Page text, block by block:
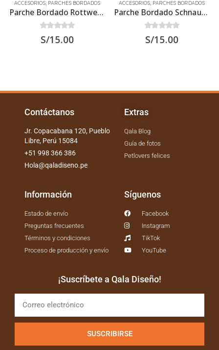
ACCESORIOS PARCHES BORDADOS
Parche Bordado Rottweiler
0out of 5
S/15.00
ACCESORIOS PARCHES BORDADOS
Parche Bordado Schnauzer
0out of 5
S/15.00
Contáctanos
Jr. Copacabana 120, Pueblo
Libre, Perú 15084
+51 998 366 386
Hola@qaladiseno.pe
Extras
Qala Blog
Guía de fotos
Petlovers felices
Información
Estado de envío
Preguntas frecuentes
Términos y condiciones
Proceso de producción y envío
Síguenos
Facebook
Instagram
TikTok
YouTube
¡Suscríbete a Qala Diseño!
SUSCRIBIRSE